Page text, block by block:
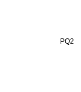
PQ2